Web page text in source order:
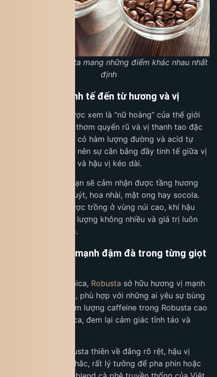
Arabica và Robusta mang những điểm khác nhau nhất
định
Arabica – Sự tinh tế đến từ hương và vị
được xem là “nữ hoàng” của thế giới
cà phê nhờ hương thơm quyến rũ và vị thanh tao đặc
trưng. Hạt Arabica có hàm lượng đường và acid tự
nhiên cao hơn, tạo nên sự cân bằng đầy tinh tế giữa vị
chua nhẹ, ngọt dịu và hậu vị kéo dài.
Khi thưởng thức, bạn sẽ cảm nhận được tầng hương
phong phú: cam quýt, hoa nhài, mật ong hay socola.
Arabica thường được trồng ở vùng núi cao, khí hậu
mát mẻ, vì thế sản lượng không nhiều và giá trị luôn
được đánh giá cao.
Robusta – Sức mạnh đậm đà trong từng giọt
Ngược lại với Arabica, Robusta sở hữu hương vị mạnh
mẽ và đậm đà hơn, phù hợp với những ai yêu sự bùng
nổ năng lượng. Hàm lượng caffeine trong Robusta cao
gấp gần đôi Arabica, đem lại cảm giác tỉnh táo và
Hương vị của Robusta thiên về đắng rõ rệt, hậu vị
mạnh mẽ và bền chắc, rất lý tưởng để pha phin hoặc